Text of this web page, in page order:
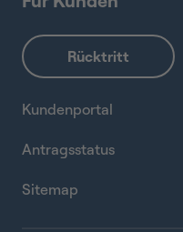
Kundenportal
Antragsstatus
Sitemap